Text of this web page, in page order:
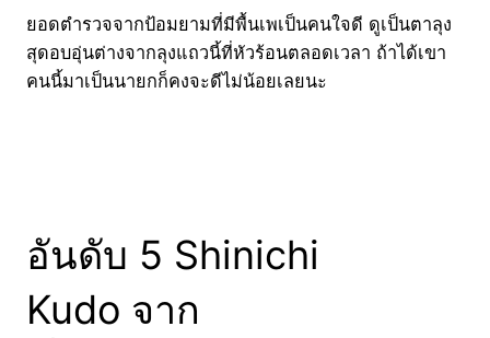
ยอดตำรวจจากป้อมยามที่มีพื้นเพเป็นคนใจดี ดูเป็นตาลุง
สุดอบอุ่นต่างจากลุงแถวนี้ที่หัวร้อนตลอดเวลา ถ้าได้เขา
คนนี้มาเป็นนายกก็คงจะดีไม่น้อยเลยนะ
อันดับ 5 Shinichi
Kudo จาก